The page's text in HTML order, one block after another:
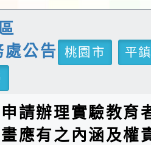
公告
桃園市
平
請辦理實驗教育
應有之內涵及權